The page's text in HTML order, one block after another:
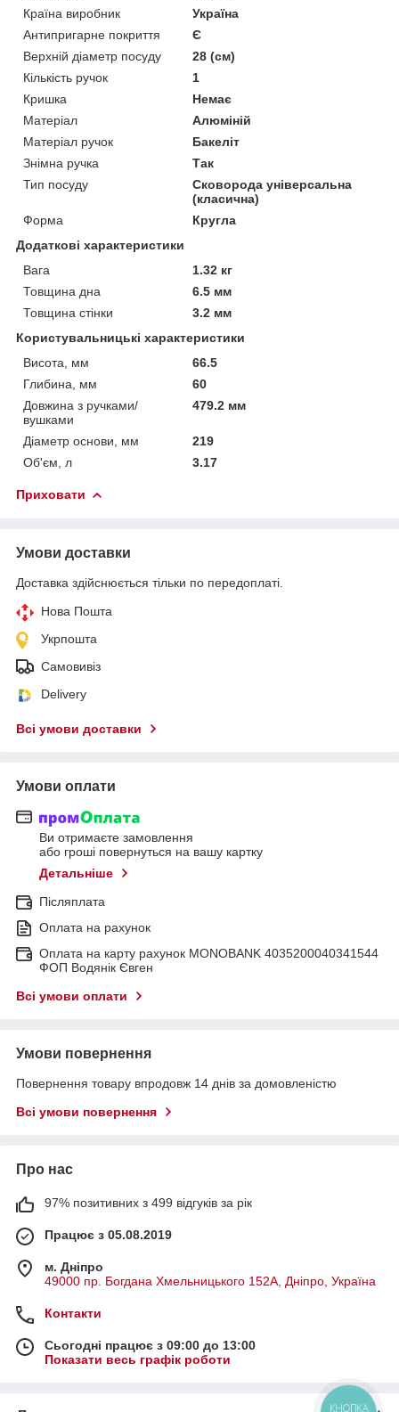
Країна виробник
Україна
Антипригарне покриття
Є
Верхній діаметр посуду
28 (см)
Кількість ручок
1
Кришка
Немає
Матеріал
Алюміній
Матеріал ручок
Бакеліт
Знімна ручка
Так
Тип посуду
Сковорода універсальна
(класична)
Форма
Кругла
Додаткові характеристики
Вага
1.32 кг
Товщина дна
6.5 мм
Товщина стінки
3.2 мм
Користувальницькі характеристики
Висота, мм
66.5
Глибина, мм
60
Довжина з ручками/
вушками
479.2 мм
Діаметр основи, мм
219
Об'єм, л
3.17
Приховати
Умови доставки
Доставка здійснюється тільки по передоплаті.
Нова Пошта
Укрпошта
Самовивіз
Delivery
Всі умови доставки
Умови оплати
Ви отримаєте замовлення
або гроші повернуться на вашу картку
Детальніше
Післяплата
Оплата на рахунок
Оплата на карту рахунок MONOBANK 4035200040341544
ФОП Водянік Євген
Всі умови оплати
Умови повернення
Повернення товару впродовж 14 днів за домовленістю
Всі умови повернення
Про нас
97% позитивних з 499 відгуків за рік
Працює з 05.08.2019
м. Дніпро
49000 пр. Богдана Хмельницького 152А, Дніпро, Україна
Контакти
Сьогодні працює з 09:00 до 13:00
Показати весь графік роботи
КНОПКА